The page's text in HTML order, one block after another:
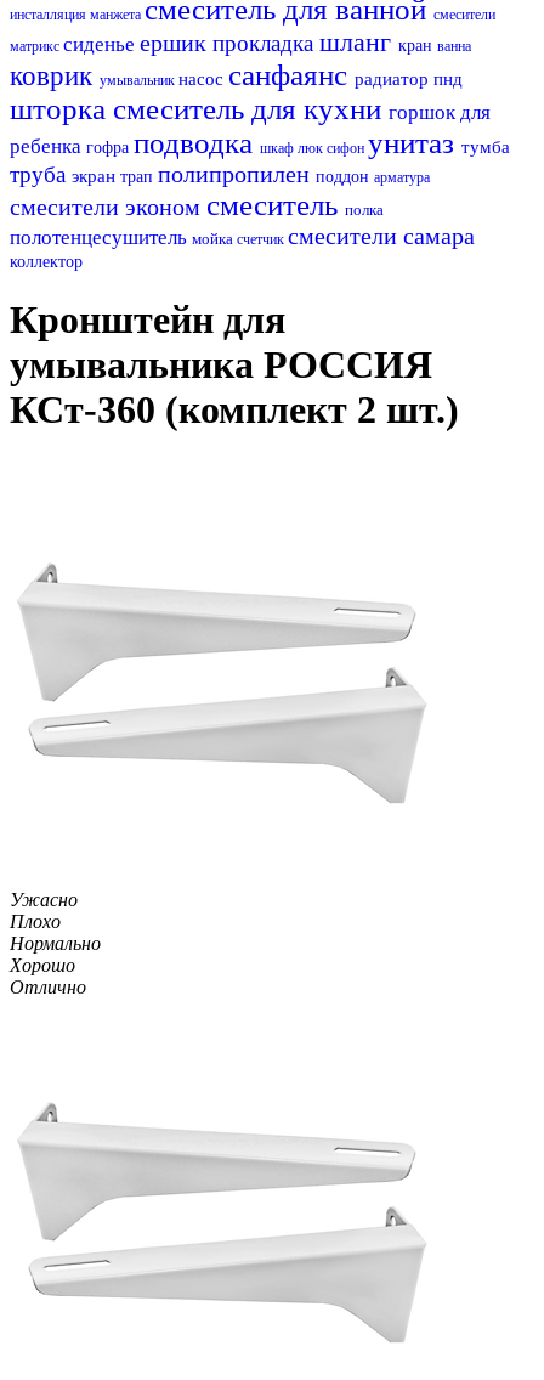
инсталляция манжета смеситель для ванной смесители
матрикс сиденье ершик прокладка шланг кран ванна
коврик умывальник насос санфаянс радиатор пнд
шторка смеситель для кухни горшок для
ребенка гофра подводка шкаф люк сифон унитаз тумба
труба экран трап полипропилен поддон арматура
смесители эконом смеситель полка
полотенцесушитель мойка счетчик смесители самара
коллектор
Кронштейн для
умывальника РОССИЯ
КСт-360 (комплект 2 шт.)
Ужасно
Плохо
Нормально
Хорошо
Отлично